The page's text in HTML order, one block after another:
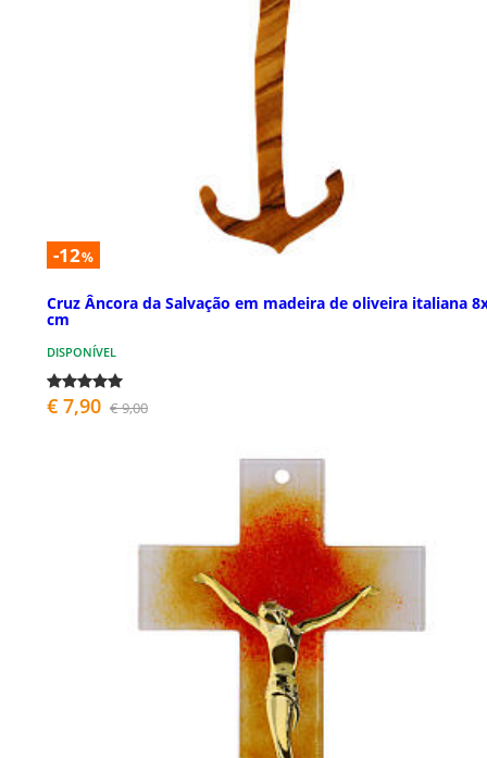
-12%
Cruz Âncora da Salvação em madeira de oliveira italiana
cm
DISPONÍVEL
€ 7,90 € 9,00